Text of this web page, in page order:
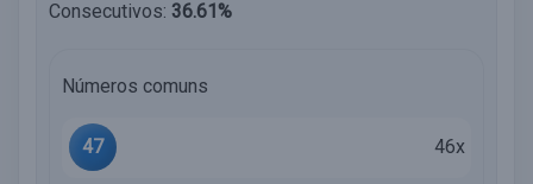
Consecutivos: 36.61%
Números comuns
47 46x